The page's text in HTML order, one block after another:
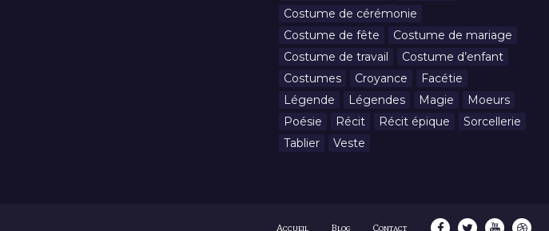
Costume de cérémonie
Costume de fête
Costume de mariage
Costume de travail
Costume d’enfant
Costumes
Croyance
Facétie
Légende
Légendes Magie
Moeurs
Poésie
Récit Récit épique
Sorcellerie
Tablier
Veste
Accueil Blog Contact